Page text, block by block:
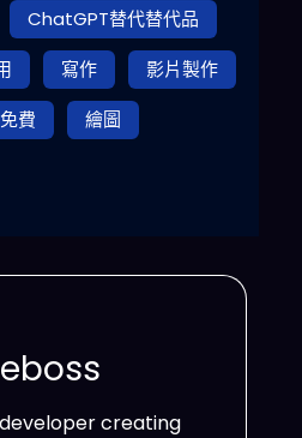
ChatGPT替代替代品
寫作
影片製作
費
繪圖
creating